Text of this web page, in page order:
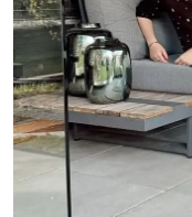
Nederland. Dankzij onze
ook nog eens snel aan
daarom vandaag nog.
voordelige prijs van de
Bestratingsmarkt.com.